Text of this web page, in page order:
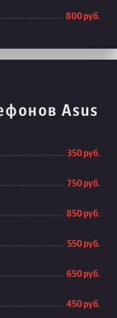
800 руб.
Asus
350 руб.
750 руб.
850 руб.
550 руб.
650 руб.
450 руб.